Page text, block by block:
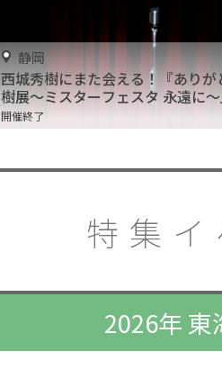
「ミニチュ
界展 2026
開催
開催終了
愛知 |
ルゲートで
開催中
愛知 |
「呪術廻
5th
静岡
西城秀樹にまた会える！『ありが
樹展～ミスターフェスタ 永遠に
開催終了
特集
2026年 東